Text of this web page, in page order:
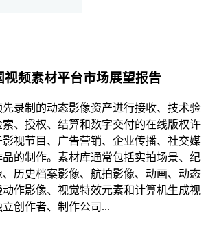
视频素材平台市场展望报告
录制的动态影像资产进行接收、技术验
、授权、结算和数字交付的在线版权许
视节目、广告营销、企业传播、社交媒
的制作。素材库通常包括实拍场景、纪
历史档案影像、航拍影像、动画、动态
作影像、视觉特效元素和计算机生成视
创作者、制作公司...